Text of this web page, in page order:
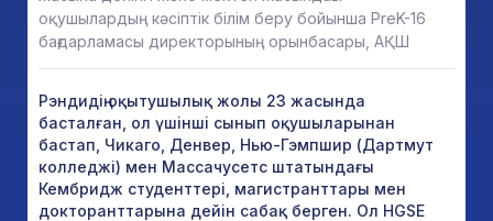
оқушылардың кәсіптік білім беру бойынша PreK-16
бағдарламасы директорының орынбасары, АҚШ
Рэндидің оқытушылық жолы 23 жасында
басталған, ол үшінші сынып оқушыларынан
бастап, Чикаго, Денвер, Нью-Гэмпшир (Дартмут
колледжі) мен Массачусетс штатындағы
Кембридж студенттері, магистранттары мен
докторанттарына дейін сабақ берген. Ол HGSE